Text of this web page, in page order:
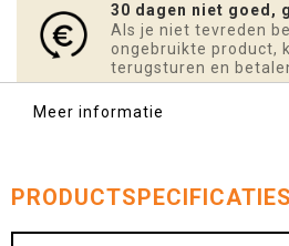
30 dagen niet goed,
Als je niet tevreden
ongebruikte product,
terugsturen en
Meer informatie
PRODUCTSPECIFICATIES